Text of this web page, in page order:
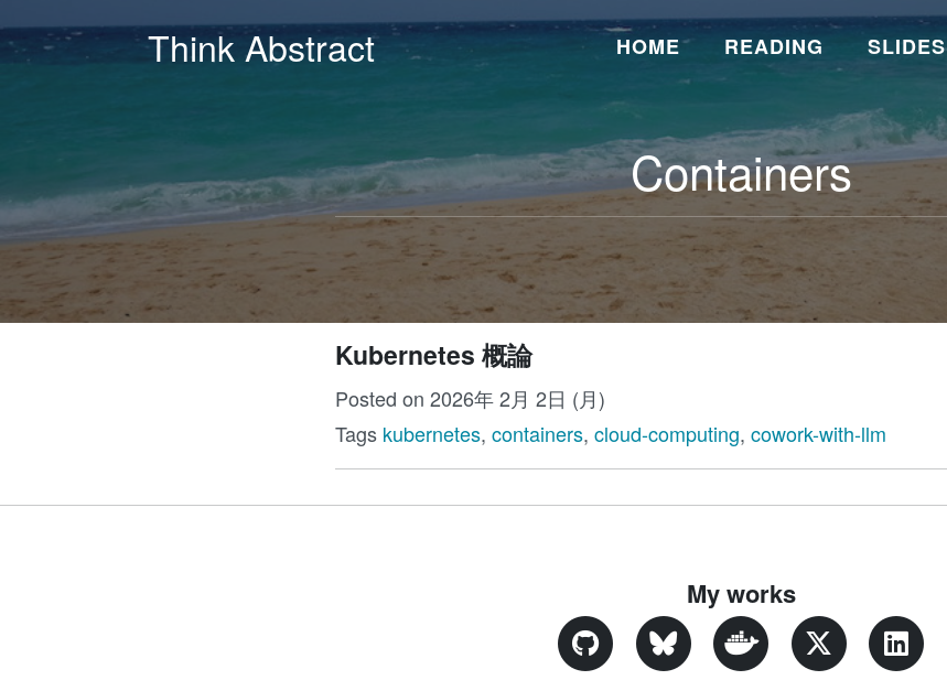
Think Abstract HOME READING SLIDES
Containers
Kubernetes 概論
Posted on 2026年 2月 2日 (月)
Tags kubernetes, containers, cloud-computing, cowork-with-llm
My works